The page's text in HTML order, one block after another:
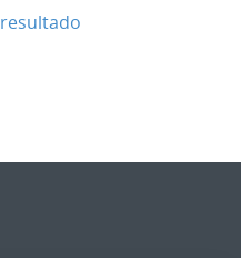
resultado